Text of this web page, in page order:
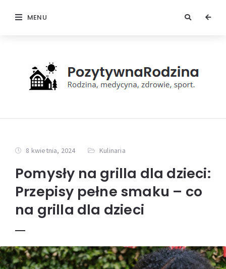
MENU
8 kwietnia, 2024 Kulinaria
Pomysły na grilla dla dzieci:
Przepisy pełne smaku – co
na grilla dla dzieci